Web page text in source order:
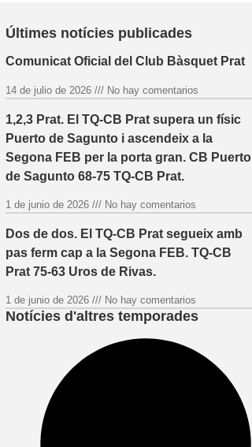
Últimes notícies publicades
Comunicat Oficial del Club Bàsquet Prat
14 de julio de 2026 No hay comentarios
1,2,3 Prat. El TQ-CB Prat supera un físic
Puerto de Sagunto i ascendeix a la
Segona FEB per la porta gran. CB Puerto
de Sagunto 68-75 TQ-CB Prat.
1 de junio de 2026 No hay comentarios
Dos de dos. El TQ-CB Prat segueix amb
pas ferm cap a la Segona FEB. TQ-CB
Prat 75-63 Uros de Rivas.
1 de junio de 2026 No hay comentarios
Notícies d'altres temporades